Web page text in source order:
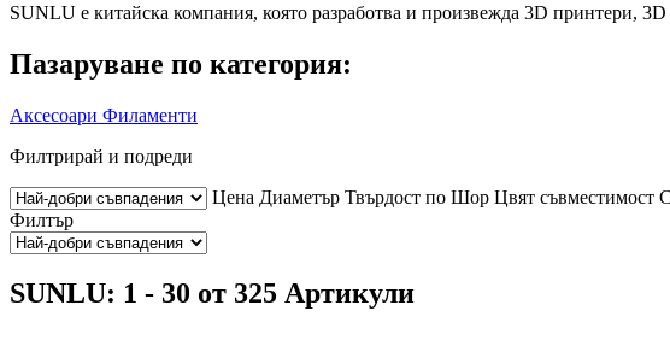
SUNLU е китайска компания, която разработва и произвежда 3D принтери,
Пазаруване по категория:
Аксесоари Филаменти
Филтрирай и подреди
Цена Диаметър Твърдост по Шор Цвят съвместимост
Филтър
SUNLU: 1 - 30 от 325 Артикули